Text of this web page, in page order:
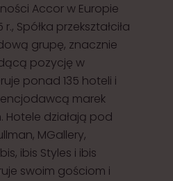
Accor w Europie
Spółka przekształciła
grupę, znacznie
pozycję w
ponad 135 hoteli i
marek
Hotele działają pod
MGallery,
ibis Styles i ibis
swoim gościom i